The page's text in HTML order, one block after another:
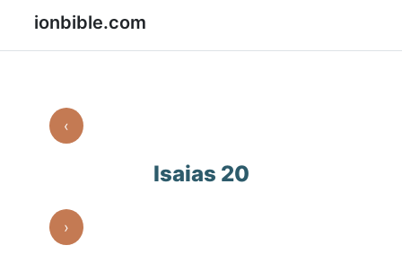
ionbible.com
‹
Isaias 20
›